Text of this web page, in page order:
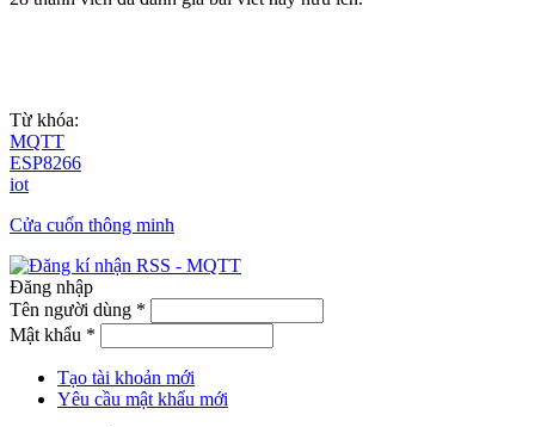
Từ khóa:
MQTT
ESP8266
iot
Cửa cuốn thông minh
Đăng nhập
Tên người dùng *
Mật khẩu *
Tạo tài khoản mới
Yêu cầu mật khẩu mới